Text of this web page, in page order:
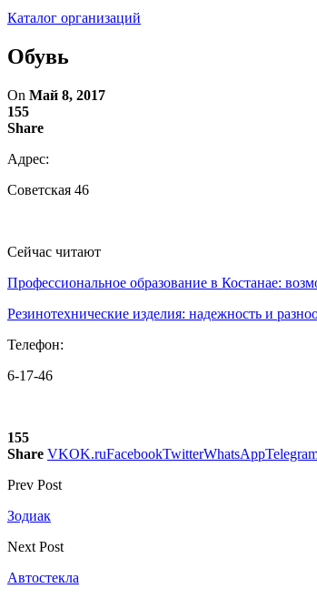
Каталог организаций
Обувь
On Май 8, 2017
155
Share
Адрес:
Советская 46
Сейчас читают
Профессиональное образование в Костанае:
Резинотехнические изделия: надежность и
Телефон:
6-17-46
155
Share VKOK.ruFacebookTwitterWhatsApp
Prev Post
Зодиак
Next Post
Автостекла